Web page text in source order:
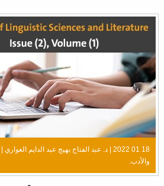
18 01 2022 | د. عبد الفتاح بهيج عبد الدايم العواري
والأدب.